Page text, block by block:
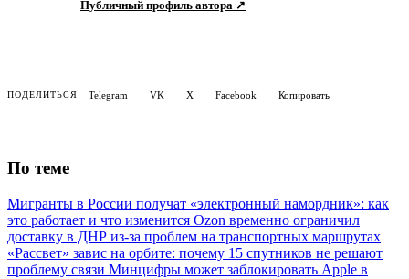
Публичный профиль автора ↗
ПОДЕЛИТЬСЯ Telegram VK X Facebook Копировать
По теме
Мигранты в России получат «электронный намордник»: как
это работает и что изменится Ozon временно ограничил
доставку в ДНР из-за проблем на транспортных маршрутах
«Рассвет» завис на орбите: почему 15 спутников не решают
проблему связи Минцифры может заблокировать Apple в